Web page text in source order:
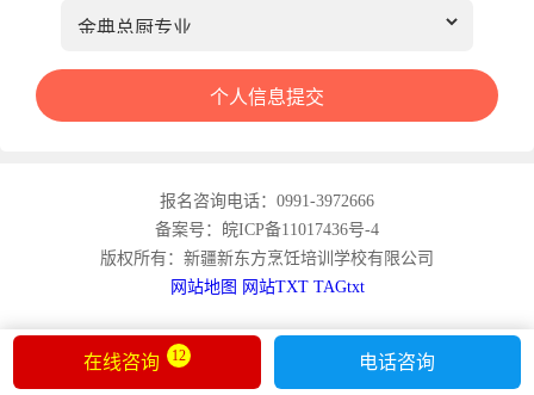
报名咨询电话：0991-3972666
备案号：皖ICP备11017436号-4
版权所有：新疆新东方烹饪培训学校有限公司
网站地图 网站TXT TAGtxt
在线咨询 12 电话咨询